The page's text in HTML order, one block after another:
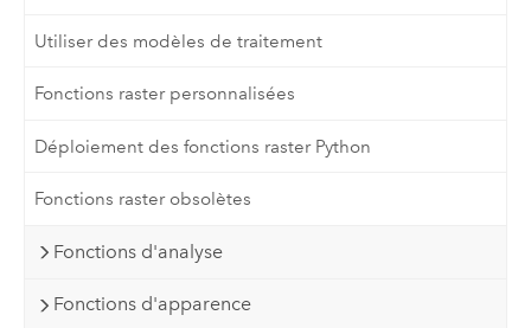
Utiliser des modèles de traitement
Fonctions raster personnalisées
Déploiement des fonctions raster Python
Fonctions raster obsolètes
Fonctions d'analyse
Fonctions d'apparence